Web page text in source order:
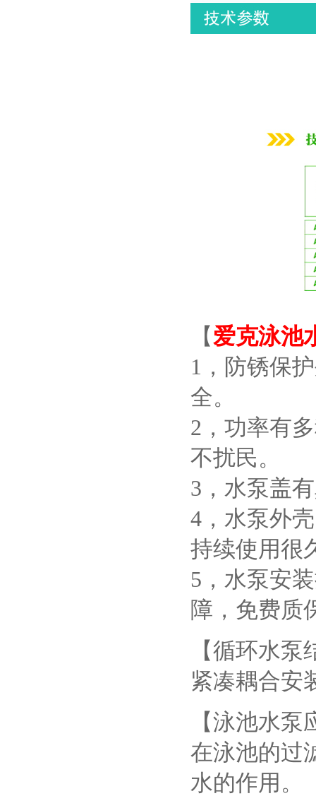
【爱克泳池
1，防锈保
全。
2，功率有
不扰民。
3，水泵盖
4，水泵外
持续使用很
5，水泵安
障，免费质
【循环水泵
紧凑耦合安
【泳池水泵
在泳池的过
水的作用。